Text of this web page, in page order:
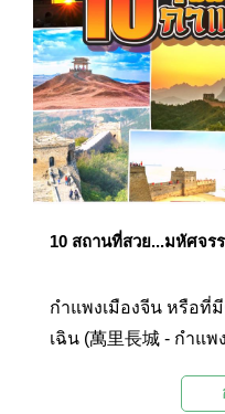
10 สถานที่สวย...มหัศจร
กำแพงเมืองจีน หรือที่
เฉิน (萬里長城 - กำแ
จัดให้เป็นสิ่งมหัศจรรย์